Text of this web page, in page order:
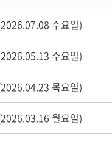
수요일)
수요일)
목요일)
월요일)